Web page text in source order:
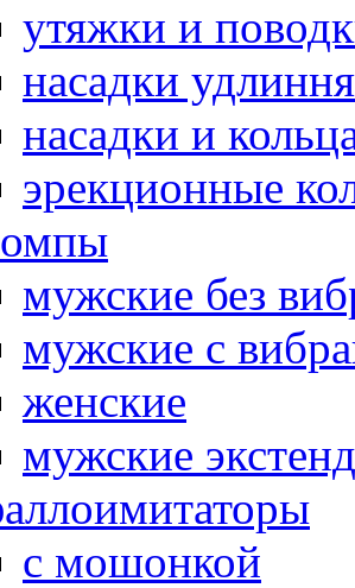
утяжки и
насадки
насадки и
эрекционные
мужские без
мужские с
женские
мужские
с мошонкой